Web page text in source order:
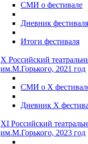
СМИ о фестивале
Дневник фестиваля
Итоги фестиваля
X Российский
им.М.Горького, 2021 год
СМИ о X
Дневник X
XI Российский
им.М.Горького, 2023 год